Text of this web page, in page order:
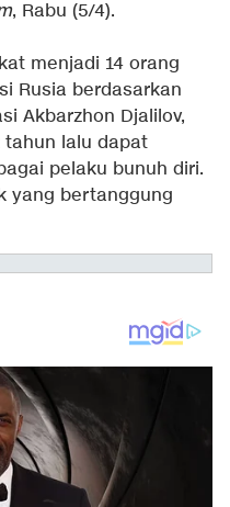
, Rabu (5/4).
menjadi 14 orang
Rusia berdasarkan
Akbarzhon Djalilov,
tahun lalu dapat
pelaku bunuh diri.
yang bertanggung